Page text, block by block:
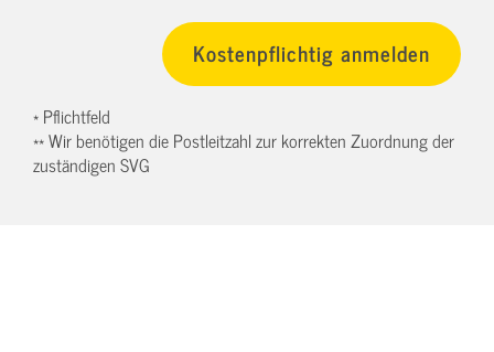
* Pflichtfeld
** Wir benötigen die Postleitzahl zur korrekten Zuordnung der
zuständigen SVG